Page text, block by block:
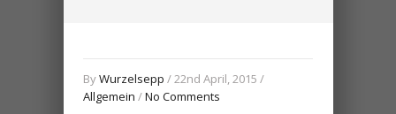
ByWurzelsepp / 22nd April, 2015 /
Allgemein /No Comments